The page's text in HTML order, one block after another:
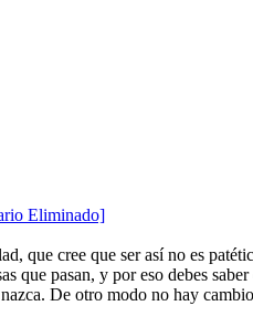
Eliminado]
que cree que ser así no es
que pasan, y por eso debes
De otro modo no hay